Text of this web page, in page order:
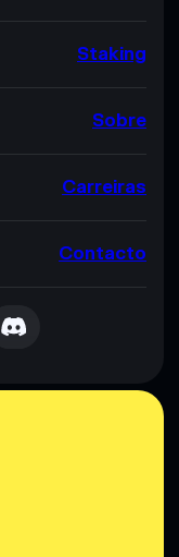
Staking
Sobre
Carreiras
Contacto